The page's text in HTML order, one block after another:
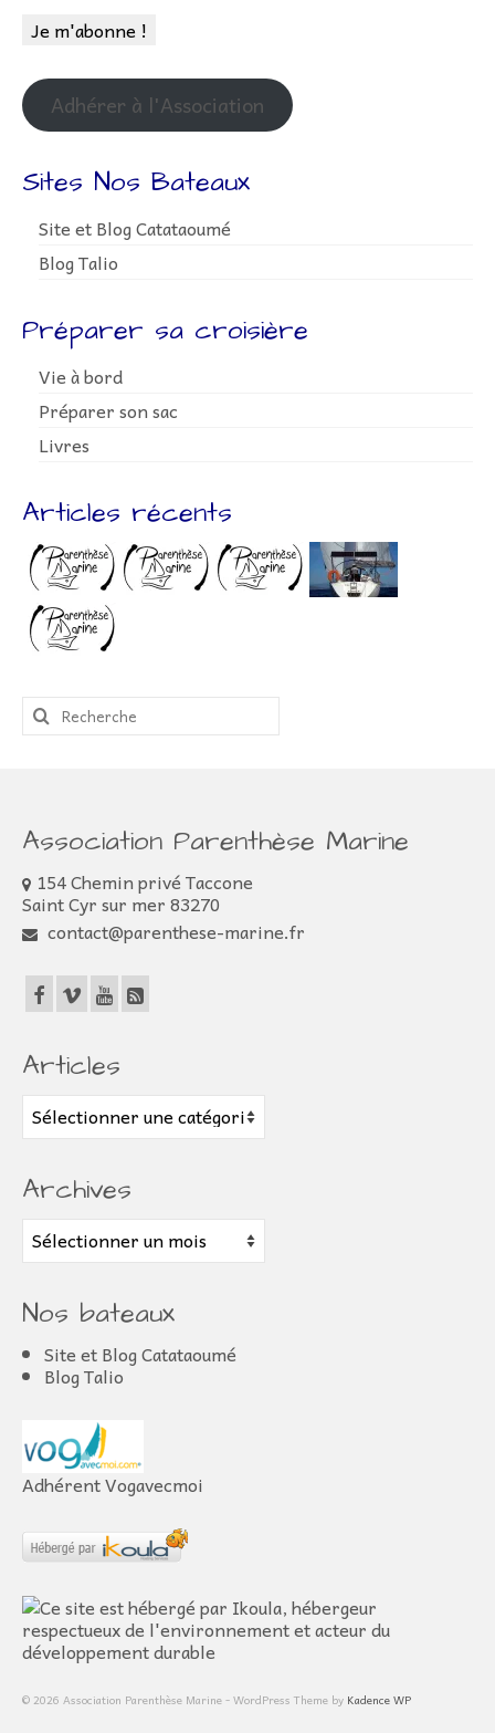
Adhérer à l'Association
Sites Nos Bateaux
Site et Blog Catataoumé
Blog Talio
Préparer sa croisière
Vie à bord
Préparer son sac
Livres
Articles récents
Rechercher
:
Association Parenthèse Marine
154 Chemin privé Taccone
Saint Cyr sur mer 83270
contact@parenthese-marine.fr
Articles
Articles
Archives
Archives
Nos bateaux
Site et Blog Catataoumé
Blog Talio
Adhérent Vogavecmoi
© 2026 Association Parenthèse Marine - WordPress Theme by Kadence WP